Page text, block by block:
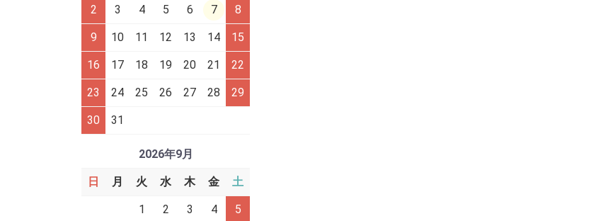
2 3 4 5 6 7 8
9 10 11 12 13 14 15
16 17 18 19 20 21 22
23 24 25 26 27 28 29
30 31
2026年9月
日 月 火 水 木 金 土
1 2 3 4 5